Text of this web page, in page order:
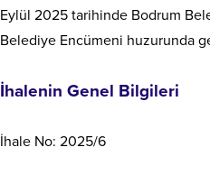
Eylül 2025 tarihinde Bodrum
Belediye Encümeni huzurunda
İhalenin Genel Bilgileri
İhale No: 2025/6